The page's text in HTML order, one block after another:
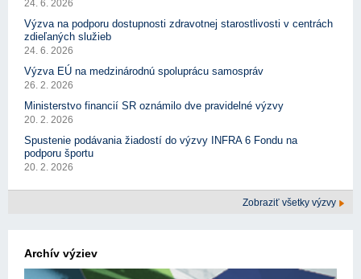
24. 6. 2026
Výzva na podporu dostupnosti zdravotnej starostlivosti v centrách
zdieľaných služieb
24. 6. 2026
Výzva EÚ na medzinárodnú spoluprácu samospráv
26. 2. 2026
Ministerstvo financií SR oznámilo dve pravidelné výzvy
20. 2. 2026
Spustenie podávania žiadostí do výzvy INFRA 6 Fondu na
podporu športu
20. 2. 2026
Zobraziť všetky výzvy
Archív výziev